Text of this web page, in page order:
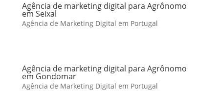
Agência de marketing digital para Agrônomo
em Seixal
Agência de Marketing Digital em Portugal
Agência de marketing digital para Agrônomo
em Gondomar
Agência de Marketing Digital em Portugal